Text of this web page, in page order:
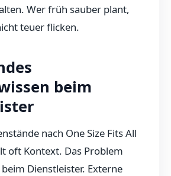
Wer früh sauber plant,
teuer flicken.
beim
nach One Size Fits All
oft Kontext. Das Problem
Dienstleister. Externe